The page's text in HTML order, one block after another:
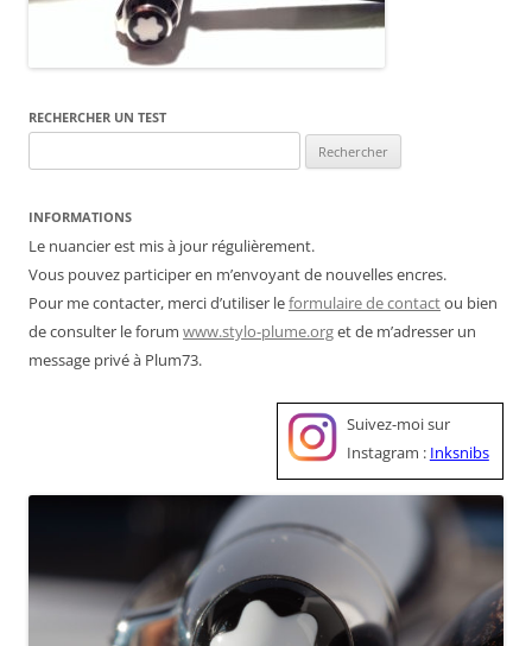
RECHERCHER UN TEST
INFORMATIONS
Le nuancier est mis à jour régulièrement.
Vous pouvez participer en m’envoyant de nouvelles encres.
Pour me contacter, merci d’utiliser leformulaire de contactou bien
de consulter le forum www.stylo-plume.orget de m’adresser un
message privé à Plum73.
Suivez-moi sur
Instagram : Inksnibs